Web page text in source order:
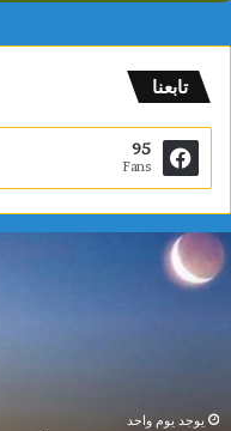
تابعنا
95
Fans
مدينة
العلوم:
فلكيًا
ربيع يوجد يوم واحد